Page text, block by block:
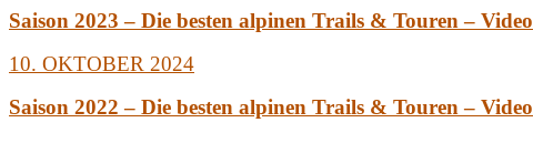
Saison 2023 – Die besten alpinen Trails & Touren – Video
10. OKTOBER 2024
Saison 2022 – Die besten alpinen Trails & Touren – Video